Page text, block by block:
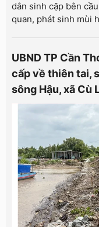
dân sinh cặp bên
quan, phát sinh mùi
UBND TP Cần
cấp về thiên tai,
sông Hậu, xã Cù